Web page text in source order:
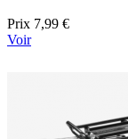
Prix 7,99 €
Voir